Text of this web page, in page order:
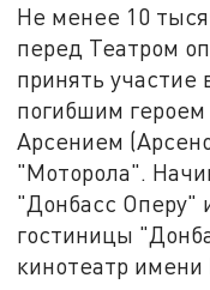
Не менее 10
перед Театром
принять
погибшим
Арсением
"Моторола".
"Донбасс Оперу"
гостиницы
кинотеатр